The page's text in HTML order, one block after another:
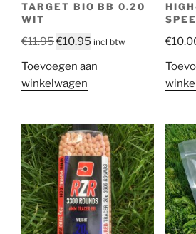
TARGET BIO BB 0.20
WIT
€11.95Oorspronkelijke
was:
€11.95.
€10.95 Huidige
is:
incl btw
Toevoegen aan
winkelwagen
€